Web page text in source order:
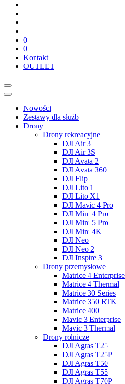
0
0
Kontakt
OUTLET
Nowości
Zestawy dla służb
Drony
Drony rekreacyjne
DJI Air 3
DJI Air 3S
DJI Avata 2
DJI Avata 360
DJI Flip
DJI Lito 1
DJI Lito X1
DJI Mavic 4 Pro
DJI Mini 4 Pro
DJI Mini 5 Pro
DJI Mini 4K
DJI Neo
DJI Neo 2
DJI Inspire 3
Drony przemysłowe
Matrice 4 Enterprise
Matrice 4 Thermal
Matrice 30 Series
Matrice 350 RTK
Matrice 400
Mavic 3 Enterprise
Mavic 3 Thermal
Drony rolnicze
DJI Agras T25
DJI Agras T25P
DJI Agras T50
DJI Agras T55
DJI Agras T70P